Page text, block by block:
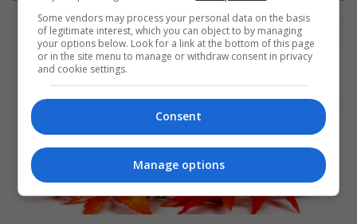
Some vendors may process your personal data on the basis
of legitimate interest, which you can object to by managing
your options below. Look for a link at the bottom of this page
or in the site menu to manage or withdraw consent in privacy
and cookie settings.
Consent
Manage options